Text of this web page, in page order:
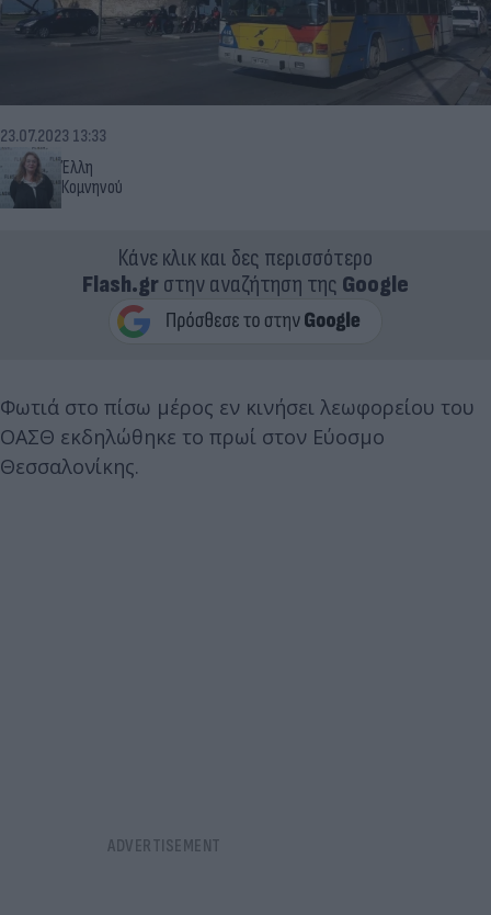
Έλλη
Κομνηνού
23.07.2023 13:33
Κάνε κλικ και δες περισσότερο
Flash.grστην αναζήτηση της Google
Φωτιά στο πίσω μέρος εν κινήσει λεωφορείου του
ΟΑΣΘ εκδηλώθηκε το πρωί στον Εύοσμο
Θεσσαλονίκης.